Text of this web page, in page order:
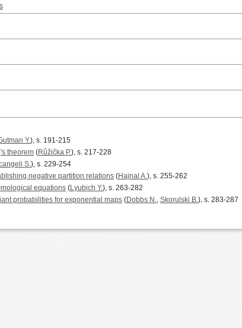
Y.), s. 191-215
theorem (Růžička P.), s. 217-228
S.), s. 229-254
negative partition relations (Hajnal A.), s. 255-262
equations (Lyubich Y.), s. 263-282
probabilities for exponential maps (Dobbs N., Skorulski B.), s. 283-287